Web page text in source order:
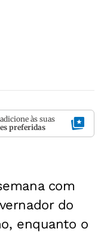
às suas
preferidas
com
do
enquanto o